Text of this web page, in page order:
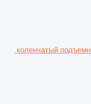
коленчатый